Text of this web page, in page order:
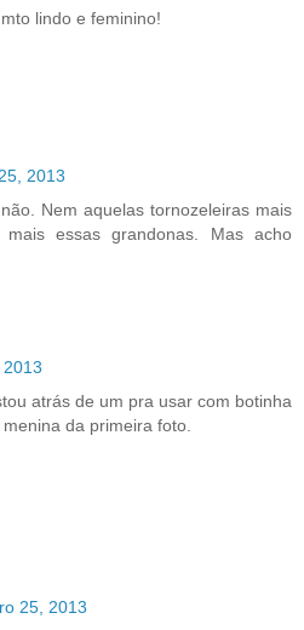
lindo e feminino!
2013
Nem aquelas tornozeleiras mais
essas grandonas. Mas acho
atrás de um pra usar com botinha
da primeira foto.
25, 2013